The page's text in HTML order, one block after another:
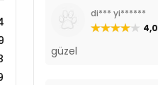
di*** yi******
4,0
güzel